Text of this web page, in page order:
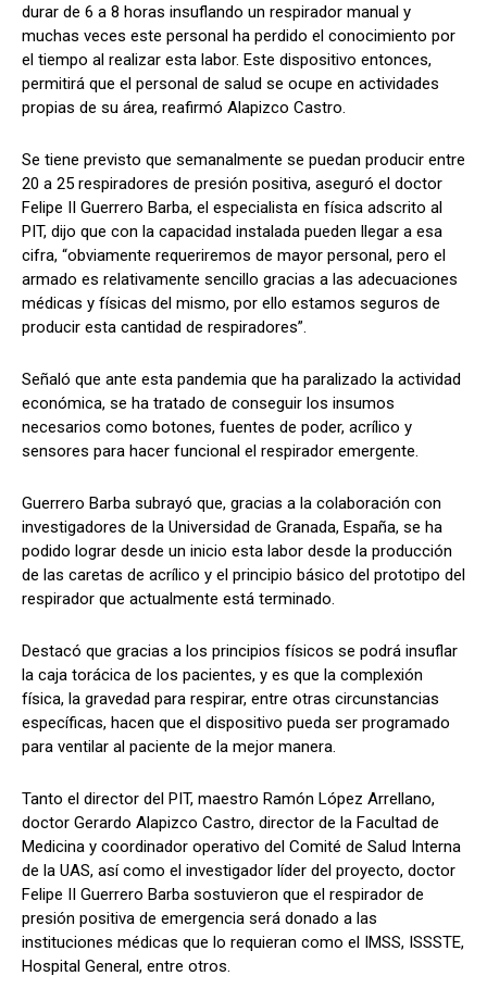
durar de 6 a 8 horas insuflando un respirador manual y
muchas veces este personal ha perdido el conocimiento por
el tiempo al realizar esta labor. Este dispositivo entonces,
permitirá que el personal de salud se ocupe en actividades
propias de su área, reafirmó Alapizco Castro.
Se tiene previsto que semanalmente se puedan producir entre
20 a 25 respiradores de presión positiva, aseguró el doctor
Felipe II Guerrero Barba, el especialista en física adscrito al
PIT, dijo que con la capacidad instalada pueden llegar a esa
cifra, “obviamente requeriremos de mayor personal, pero el
armado es relativamente sencillo gracias a las adecuaciones
médicas y físicas del mismo, por ello estamos seguros de
producir esta cantidad de respiradores”.
Señaló que ante esta pandemia que ha paralizado la actividad
económica, se ha tratado de conseguir los insumos
necesarios como botones, fuentes de poder, acrílico y
sensores para hacer funcional el respirador emergente.
Guerrero Barba subrayó que, gracias a la colaboración con
investigadores de la Universidad de Granada, España, se ha
podido lograr desde un inicio esta labor desde la producción
de las caretas de acrílico y el principio básico del prototipo del
respirador que actualmente está terminado.
Destacó que gracias a los principios físicos se podrá insuflar
la caja torácica de los pacientes, y es que la complexión
física, la gravedad para respirar, entre otras circunstancias
específicas, hacen que el dispositivo pueda ser programado
para ventilar al paciente de la mejor manera.
Tanto el director del PIT, maestro Ramón López Arrellano,
doctor Gerardo Alapizco Castro, director de la Facultad de
Medicina y coordinador operativo del Comité de Salud Interna
de la UAS, así como el investigador líder del proyecto, doctor
Felipe II Guerrero Barba sostuvieron que el respirador de
presión positiva de emergencia será donado a las
instituciones médicas que lo requieran como el IMSS, ISSSTE,
Hospital General, entre otros.